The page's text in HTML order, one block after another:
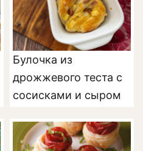
Булочка из
дрожжевого теста с
сосисками и сыром